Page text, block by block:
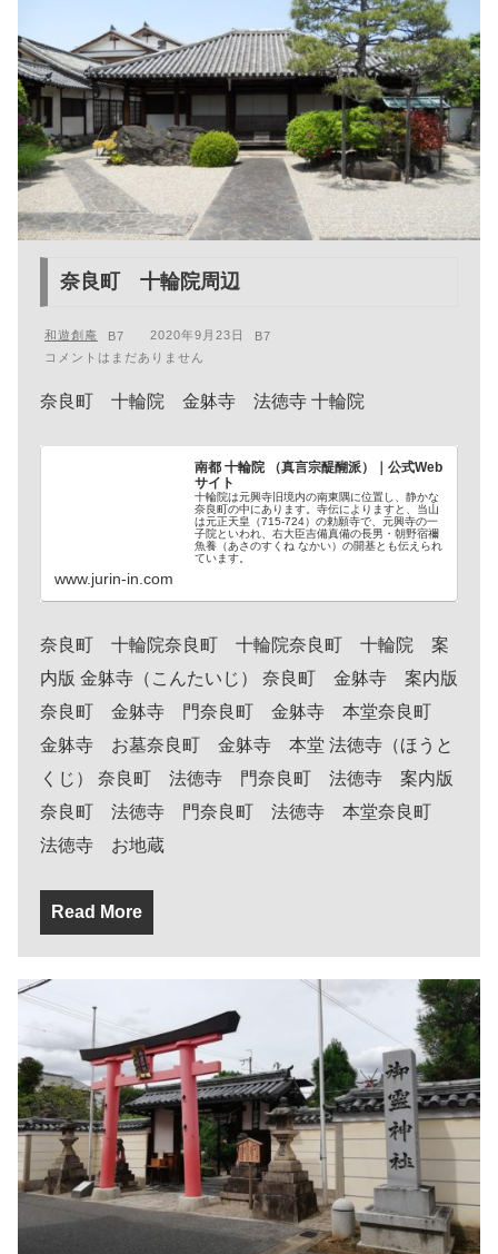
奈良町 十輪院周辺
和遊創庵
2020年9月23日
コメントはまだありません
奈良町 十輪院 金躰寺 法徳寺 十輪院
南都 十輪院 （真言宗醍醐派）｜公式Web
サイト
十輪院は元興寺旧境内の南東隅に位置し、静かな
奈良町の中にあります。寺伝によりますと、当山
は元正天皇（715-724）の勅願寺で、元興寺の一
子院といわれ、右大臣吉備真備の長男・朝野宿禰
魚養（あさのすくね なかい）の開基とも伝えられ
ています。
www.jurin-in.com
奈良町 十輪院奈良町 十輪院奈良町 十輪院 案
内版 金躰寺（こんたいじ） 奈良町 金躰寺 案内版
奈良町 金躰寺 門奈良町 金躰寺 本堂奈良町
金躰寺 お墓奈良町 金躰寺 本堂 法徳寺（ほうと
くじ） 奈良町 法徳寺 門奈良町 法徳寺 案内版
奈良町 法徳寺 門奈良町 法徳寺 本堂奈良町
法徳寺 お地蔵
Read More